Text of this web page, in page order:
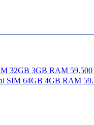
32GB 3GB RAM
SIM 64GB 4GB RAM